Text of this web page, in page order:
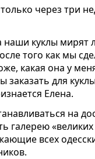
через три
наши куклы
того как мы
какая она у
для
Елена.
на
галерею
всех